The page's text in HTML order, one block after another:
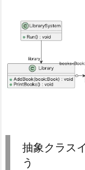
k
オ
ジ
ェ
注
入
抽象クラス
う